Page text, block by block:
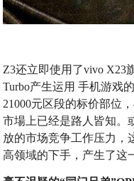
Z3还立即使用了vivo X23
Turbo产生运用 手机游戏
21000元区段的标价部位
市場上已经是路人皆知。
放的市场竞争工作压力，
高领域的下手，产生了这